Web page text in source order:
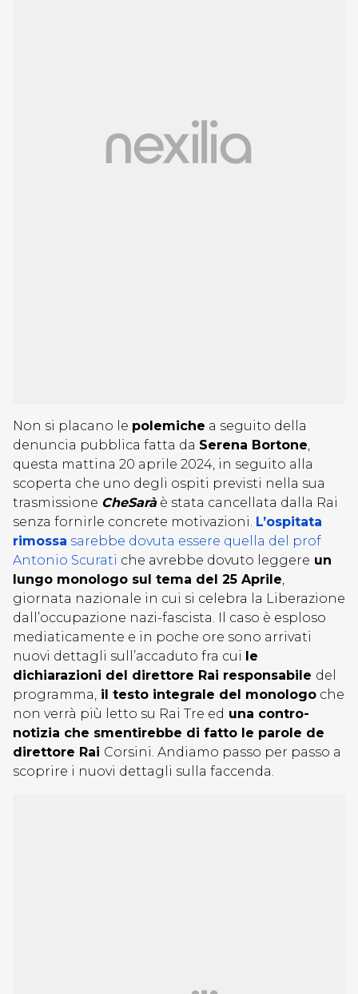
Non si placano le polemiche a seguito della
denuncia pubblica fatta da Serena Bortone,
questa mattina 20 aprile 2024, in seguito alla
scoperta che uno degli ospiti previsti nella sua
trasmissione CheSaràè stata cancellata dalla Rai
senza fornirle concrete motivazioni. L’ospitata
rimossa sarebbe dovuta essere quella del prof
Antonio Scurati che avrebbe dovuto leggere un
lungo monologo sul tema del 25 Aprile,
giornata nazionale in cui si celebra la Liberazione
dall’occupazione nazi-fascista. Il caso è esploso
mediaticamente e in poche ore sono arrivati
nuovi dettagli sull’accaduto fra cui le
dichiarazioni del direttore Rai responsabile del
programma, il testo integrale del monologo che
non verrà più letto su Rai Tre ed una contro-
notizia che smentirebbe di fatto le parole de
direttore Rai Corsini. Andiamo passo per passo a
scoprire i nuovi dettagli sulla faccenda.